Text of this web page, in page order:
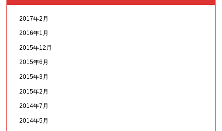
2017年2月
2016年1月
2015年12月
2015年6月
2015年3月
2015年2月
2014年7月
2014年5月